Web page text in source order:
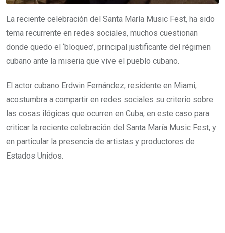
La reciente celebración del Santa María Music Fest, ha sido
tema recurrente en redes sociales, muchos cuestionan
donde quedo el ‘bloqueo’, principal justificante del régimen
cubano ante la miseria que vive el pueblo cubano.
El actor cubano Erdwin Fernández, residente en Miami,
acostumbra a compartir en redes sociales su criterio sobre
las cosas ilógicas que ocurren en Cuba, en este caso para
criticar la reciente celebración del Santa María Music Fest, y
en particular la presencia de artistas y productores de
Estados Unidos.